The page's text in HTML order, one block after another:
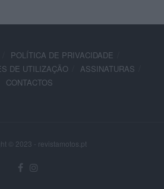
POLÍTICA DE PRIVACIDADE
DE UTILIZAÇÃO
ASSINATURAS
CONTACTOS
© 2023 - revistamotos.pt